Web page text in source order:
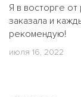
Я в восторге
заказала и
рекомендую!
июля 16, 2022